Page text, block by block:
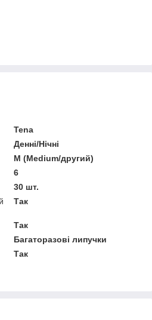
Tena
Денні/Нічні
M (Medium/другий)
6
30 шт.
Так
Так
Багаторазові липучки
Так